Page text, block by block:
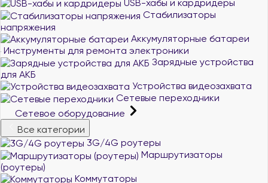
USB-хабы и кардридеры
Стабилизаторы
напряжения
Аккумуляторные батареи
Инструменты для ремонта электроники
Зарядные устройства
для АКБ
Устройства видеозахвата
Сетевые переходники
Сетевое оборудование
Все категории
3G/4G роутеры
Маршрутизаторы
(роутеры)
Коммутаторы